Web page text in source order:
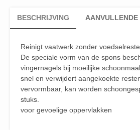
BESCHRIJVING
Reinigt vaatwerk zonder
De speciale vorm van de spons
vingernagels bij moeilijke
snel en verwijdert aangekoekte
vervormbaar, kan worden
stuks.
voor gevoelige oppervlakken